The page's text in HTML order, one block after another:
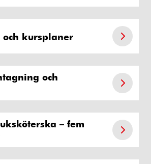
kursplaner
och
– fem